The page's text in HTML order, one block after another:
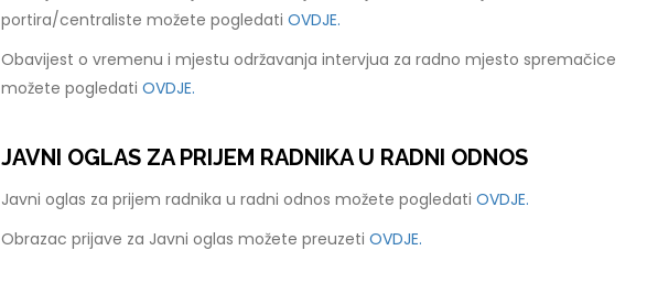
portira/centraliste možete pogledati OVDJE.
Obavijest o vremenu i mjestu održavanja intervjua za radno mjesto spremačice
možete pogledati OVDJE.
JAVNI OGLAS ZA PRIJEM RADNIKA U RADNI ODNOS
Javni oglas za prijem radnika u radni odnos možete pogledati OVDJE.
Obrazac prijave za Javni oglas možete preuzeti OVDJE.